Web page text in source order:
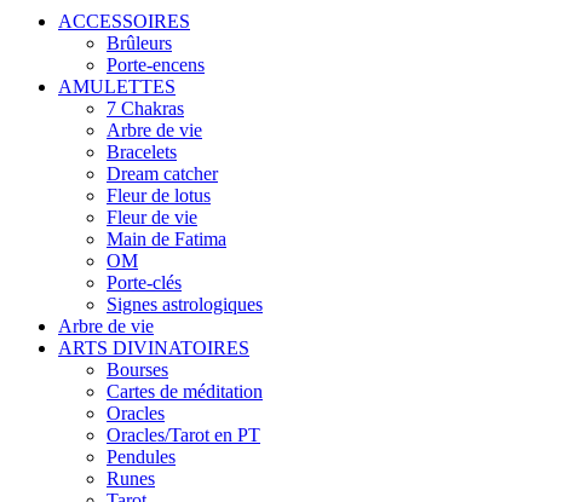
ACCESSOIRES
Brûleurs
Porte-encens
AMULETTES
7 Chakras
Arbre de vie
Bracelets
Dream catcher
Fleur de lotus
Fleur de vie
Main de Fatima
OM
Porte-clés
Signes astrologiques
Arbre de vie
ARTS DIVINATOIRES
Bourses
Cartes de méditation
Oracles
Oracles/Tarot en PT
Pendules
Runes